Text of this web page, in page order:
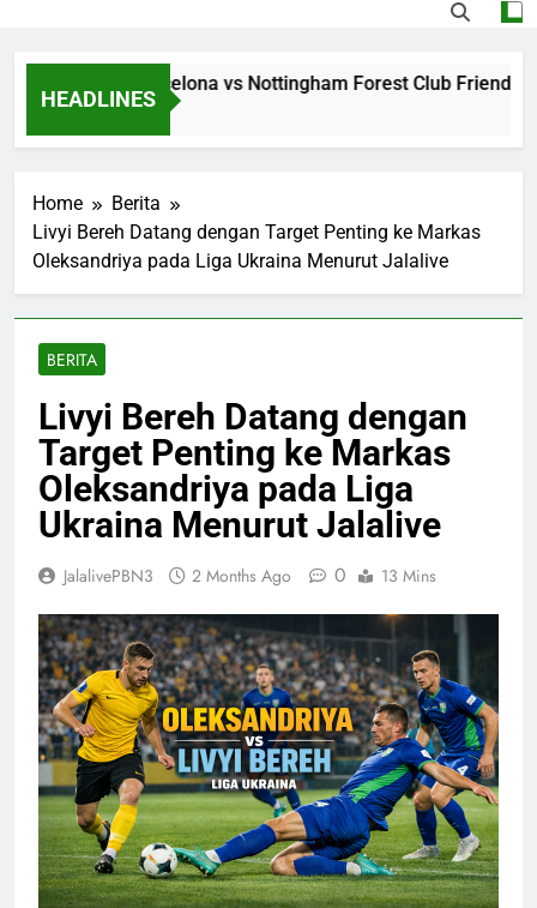
HEADLINES
Jalalive Barcelona vs Nottingham Forest Club Friendly
Home
Berita
Livyi Bereh Datang dengan Target Penting ke Markas
Oleksandriya pada Liga Ukraina Menurut Jalalive
BERITA
Livyi Bereh Datang dengan
Target Penting ke Markas
Oleksandriya pada Liga
Ukraina Menurut Jalalive
JalalivePBN3 2 Months Ago 0 13 Mins